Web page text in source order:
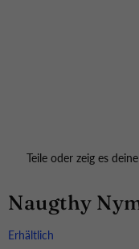
Teile oder zeig es
Naugthy
Erhältlich